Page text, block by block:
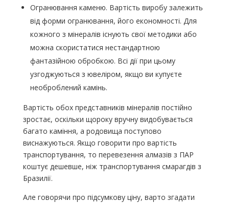
Огранювання каменю. Вартість виробу залежить
від форми огранювання, його економності. Для
кожного з мінералів існують свої методики або
можна скористатися нестандартною
фантазійною обробкою. Всі дії при цьому
узгоджуються з ювеліром, якщо ви купуєте
необроблений камінь.
Вартість обох представників мінералів постійно
зростає, оскільки щороку вручну видобувається
багато каміння, а родовища поступово
виснажуються. Якщо говорити про вартість
транспортування, то перевезення алмазів з ПАР
коштує дешевше, ніж транспортування смарагдів з
Бразилії.
Але говорячи про підсумкову ціну, варто згадати